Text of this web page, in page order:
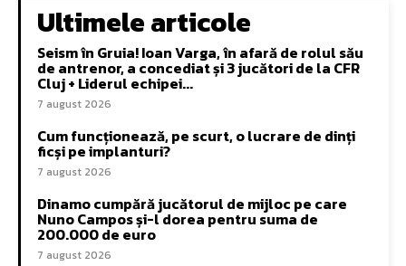
Ultimele articole
Seism în Gruia! Ioan Varga, în afară de rolul său
de antrenor, a concediat și 3 jucători de la CFR
Cluj + Liderul echipei...
7 august 2026
Cum funcționează, pe scurt, o lucrare de dinți
ficși pe implanturi?
7 august 2026
Dinamo cumpără jucătorul de mijloc pe care
Nuno Campos și-l dorea pentru suma de
200.000 de euro
7 august 2026